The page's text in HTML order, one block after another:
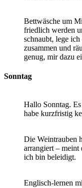
Bettwäsche um
friedlich werden
schnaubt, lege
zusammen und
genug, mir dazu
Sonntag
Hallo Sonntag.
habe kurzfristig
Die Weintrauben
arrangiert – meint
ich bin beleidigt.
Englisch-lernen